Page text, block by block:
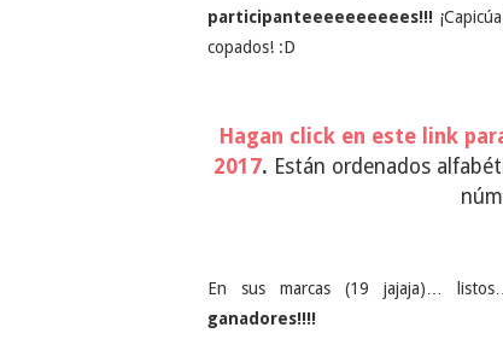
participanteeeeeeeeees!!!
copados! :D
Hagan click en este link
2017. Están ordenados
En sus marcas (19 jajaja)… listos…
ganadores!!!!